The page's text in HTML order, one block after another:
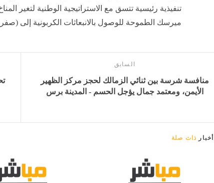
ميرسك الطموحة للوصول بالانبعاثات الكربونية إلى (صفر
السابق
منافسة شرسة بين ثنائي الزمالك لحجز مركز الظهير
الأيمن، ومعتمد جمال يؤجل الحسم - المدينة برس
أخبار ذات صلة